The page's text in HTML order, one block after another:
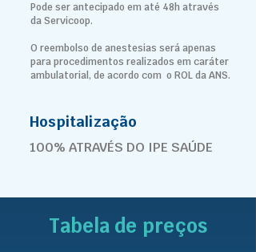
Pode ser antecipado em até 48h através
da Servicoop.
O reembolso de anestesias será apenas
para procedimentos realizados em caráter
ambulatorial, de acordo com o ROL da ANS.
Hospitalização
100% ATRAVÉS DO IPE SAÚDE
Tabela de preços